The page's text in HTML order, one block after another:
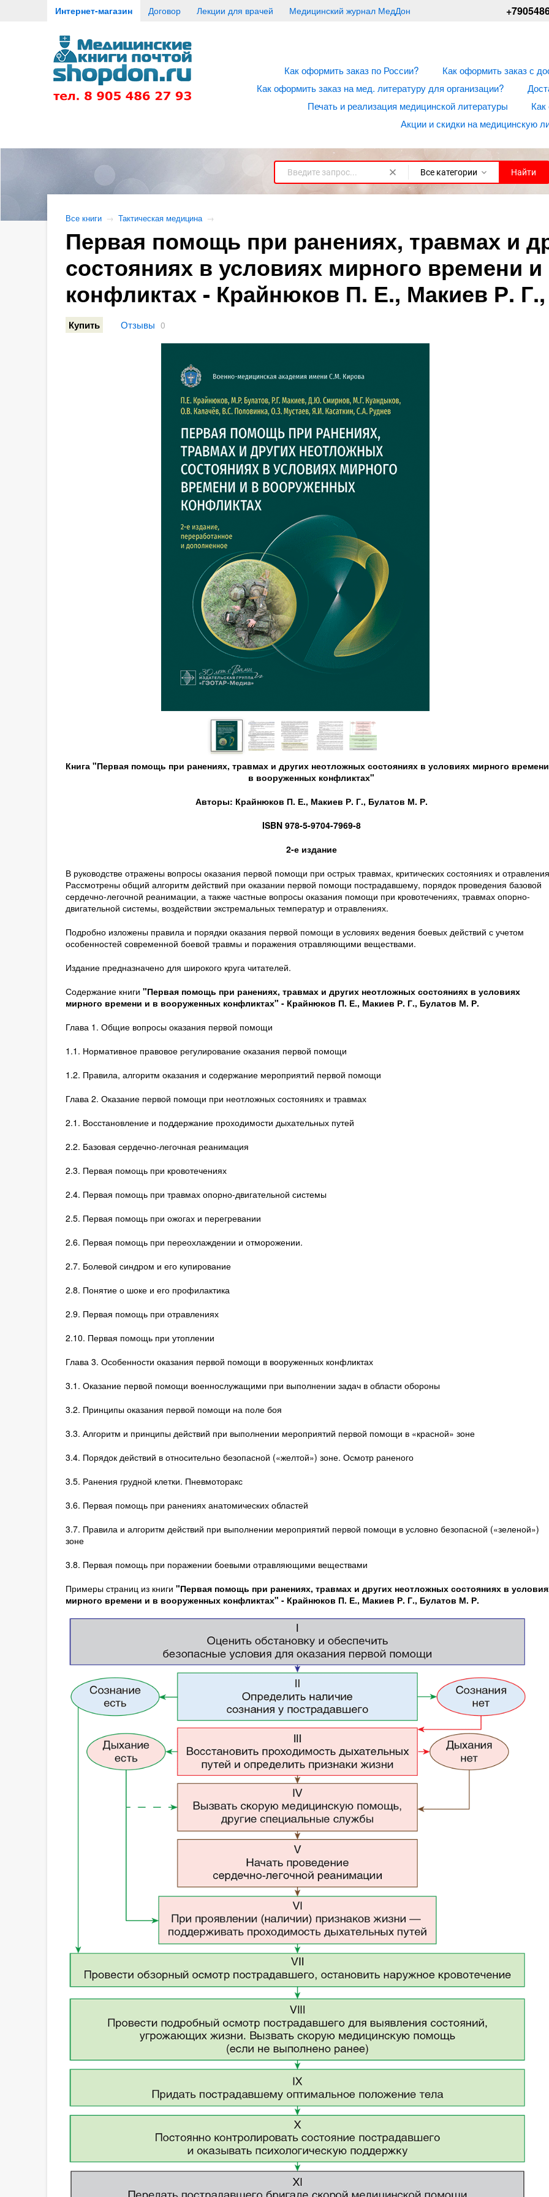
Интернет-магазин Договор Лекции для врачей Медицинский журнал МедДон
Как оформить заказ по России?
Как оформить заказ с
Как оформить заказ на мед. литературу для организации?
Печать и реализация медицинской литературы
Как
Акции и скидки на медицинскую
Все категории Найти
Все книги → Тактическая медицина →
Первая помощь при ранениях, травмах и
состояниях в условиях мирного времени
конфликтах - Крайнюков П. Е., Макиев Р.
Купить Отзывы 0
Книга "Первая помощь при ранениях, травмах и других неотложных состояниях в условиях мирного
в вооруженных конфликтах"
Авторы: Крайнюков П. Е., Макиев Р. Г., Булатов М. Р.
ISBN 978-5-9704-7969-8
2-е издание
В руководстве отражены вопросы оказания первой помощи при острых травмах, критических состояниях и
Рассмотрены общий алгоритм действий при оказании первой помощи пострадавшему, порядок проведения базовой
сердечно-легочной реанимации, а также частные вопросы оказания помощи при кровотечениях, травмах опорно-
двигательной системы, воздействии экстремальных температур и отравлениях.
Подробно изложены правила и порядки оказания первой помощи в условиях ведения боевых действий с учетом
особенностей современной боевой травмы и поражения отравляющими веществами.
Издание предназначено для широкого круга читателей.
Содержание книги "Первая помощь при ранениях, травмах и других неотложных состояниях в условиях
мирного времени и в вооруженных конфликтах" - Крайнюков П. Е., Макиев Р. Г., Булатов М. Р.
Глава 1. Общие вопросы оказания первой помощи
1.1. Нормативное правовое регулирование оказания первой помощи
1.2. Правила, алгоритм оказания и содержание мероприятий первой помощи
Глава 2. Оказание первой помощи при неотложных состояниях и травмах
2.1. Восстановление и поддержание проходимости дыхательных путей
2.2. Базовая сердечно-легочная реанимация
2.3. Первая помощь при кровотечениях
2.4. Первая помощь при травмах опорно-двигательной системы
2.5. Первая помощь при ожогах и перегревании
2.6. Первая помощь при переохлаждении и отморожении.
2.7. Болевой синдром и его купирование
2.8. Понятие о шоке и его профилактика
2.9. Первая помощь при отравлениях
2.10. Первая помощь при утоплении
Глава 3. Особенности оказания первой помощи в вооруженных конфликтах
3.1. Оказание первой помощи военнослужащими при выполнении задач в области обороны
3.2. Принципы оказания первой помощи на поле боя
3.3. Алгоритм и принципы действий при выполнении мероприятий первой помощи в «красной» зоне
3.4. Порядок действий в относительно безопасной («желтой») зоне. Осмотр раненого
3.5. Ранения грудной клетки. Пневмоторакс
3.6. Первая помощь при ранениях анатомических областей
3.7. Правила и алгоритм действий при выполнении мероприятий первой помощи в условно безопасной («зеленой»)
зоне
3.8. Первая помощь при поражении боевыми отравляющими веществами
Примеры страниц из книги "Первая помощь при ранениях, травмах и других неотложных состояниях в
мирного времени и в вооруженных конфликтах" - Крайнюков П. Е., Макиев Р. Г., Булатов М. Р.